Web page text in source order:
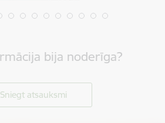
bija noderīga?
Sniegt atsauksmi